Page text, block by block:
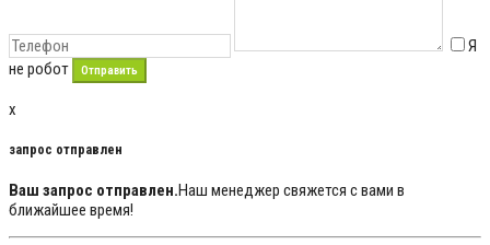
Я
не робот
x
запрос отправлен
Ваш запрос отправлен.Наш менеджер свяжется с вами в
ближайшее время!